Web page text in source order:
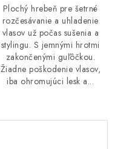
Plochý hrebeň pre šetrné
rozčesávanie a uhladenie
vlasov už počas sušenia a
stylingu. S jemnými hrotmi
zakončenými guľôčkou.
Žiadne poškodenie vlasov,
iba ohromujúci lesk a...